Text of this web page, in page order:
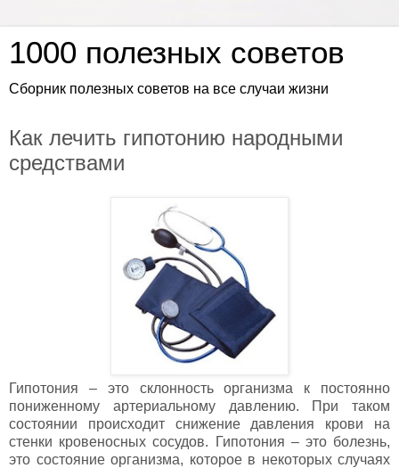
1000 полезных советов
Сборник полезных советов на все случаи жизни
Как лечить гипотонию народными
средствами
Гипотония – это склонность организма к постоянно
пониженному артериальному давлению. При таком
состоянии происходит снижение давления крови на
стенки кровеносных сосудов. Гипотония – это болезнь,
это состояние организма, которое в некоторых случаях